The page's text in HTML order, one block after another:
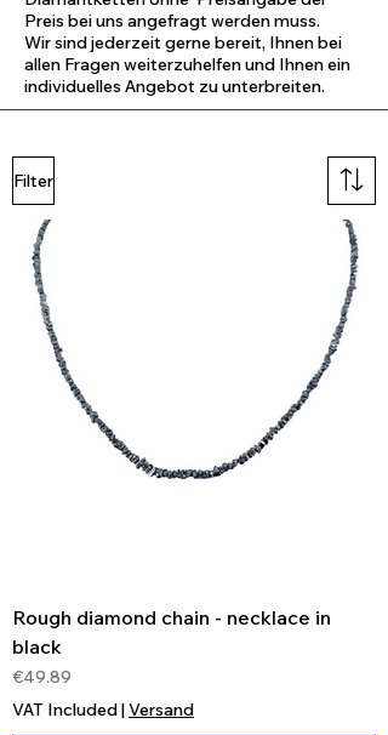
Preis bei uns angefragt werden muss.
Wir sind jederzeit gerne bereit, Ihnen bei
allen Fragen weiterzuhelfen und Ihnen ein
individuelles Angebot zu unterbreiten.
Filter
Rough diamond chain - necklace in
black
Price
€49.89
VAT Included|Versand